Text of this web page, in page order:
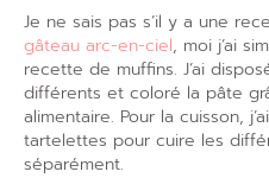
Je ne sais pas s’il y a une
gâteau arc-en-ciel, moi j’ai
recette de muffins. J’ai
différents et coloré la pâte
alimentaire. Pour la cuisson,
tartelettes pour cuire les
séparément.